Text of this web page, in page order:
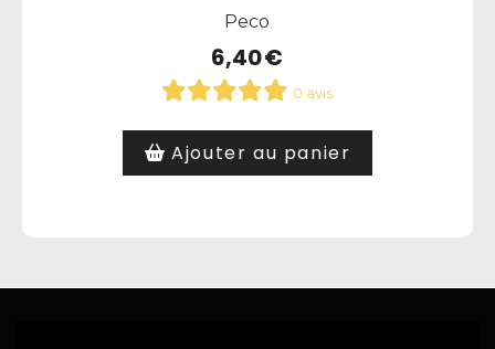
Peco
6,40€
0 avis
Ajouter au panier